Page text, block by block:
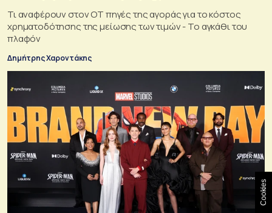
Τι αναφέρουν στον ΟΤ πηγές της αγοράς για το κόστος
χρηματοδότησης της μείωσης των τιμών - Το αγκάθι του
πλαφόν
Δημήτρης Χαροντάκης
Cookies